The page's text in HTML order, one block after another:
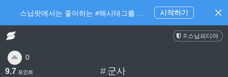
스닙피디아
# 군사
0
9.7 포인트
스닙팟에서는 좋아하는 #해시태그를 팔로우 하고 내가 관심있는 주제만 모아볼 수 있어요. 시작하기